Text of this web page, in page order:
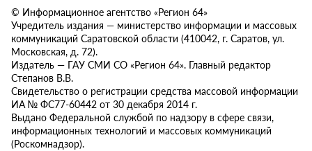
© Информационное агентство «Регион 64»
Учредитель издания — министерство информации и массовых
коммуникаций Саратовской области (410042, г. Саратов, ул.
Московская, д. 72).
Издатель — ГАУ СМИ СО «Регион 64». Главный редактор
Степанов В.В.
Свидетельство о регистрации средства массовой информации
ИА № ФС77-60442 от 30 декабря 2014 г.
Выдано Федеральной службой по надзору в сфере связи,
информационных технологий и массовых коммуникаций
(Роскомнадзор).